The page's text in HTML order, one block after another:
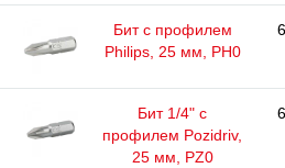
Бит с профилем
Philips, 25 мм, РН0
Бит 1/4" с
профилем Pozidriv,
25 мм, PZ0